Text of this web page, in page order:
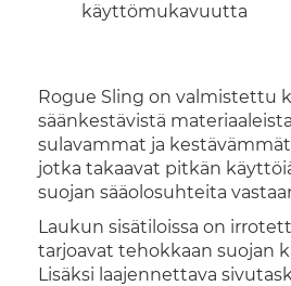
käyttömukavuutta
Rogue Sling on valmistettu
säänkestävistä
sulavammat ja
jotka takaavat pitkän
suojan sääolosuhteita
Laukun sisätiloissa on
tarjoavat tehokkaan suojan
Lisäksi laajennettava